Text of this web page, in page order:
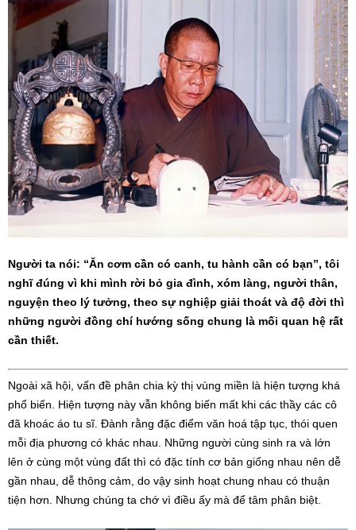
Người ta nói: “Ăn cơm cần có canh, tu hành cần có bạn”, tôi
nghĩ đúng vì khi mình rời bỏ gia đình, xóm làng, người thân,
nguyện theo lý tưởng, theo sự nghiệp giải thoát và độ đời thì
những người đồng chí hướng sống chung là mối quan hệ rất
cần thiết.
Ngoài xã hội, vấn đề phân chia kỳ thị vùng miền là hiện tượng khá
phổ biến. Hiện tượng này vẫn không biến mất khi các thầy các cô
đã khoác áo tu sĩ. Đành rằng đặc điểm văn hoá tập tục, thói quen
mỗi địa phương có khác nhau. Những người cùng sinh ra và lớn
lên ở cùng một vùng đất thì có đặc tính cơ bản giống nhau nên dễ
gần nhau, dễ thông cảm, do vậy sinh hoạt chung nhau có thuận
tiện hơn. Nhưng chúng ta chớ vì điều ấy mà để tâm phân biệt.